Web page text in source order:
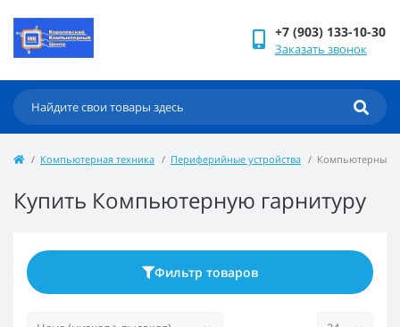
+7 (903) 133-10-30
Заказать звонок
Компьютерная техника Периферийные устройства Компьютерные
Купить Компьютерную гарнитуру
Фильтр товаров